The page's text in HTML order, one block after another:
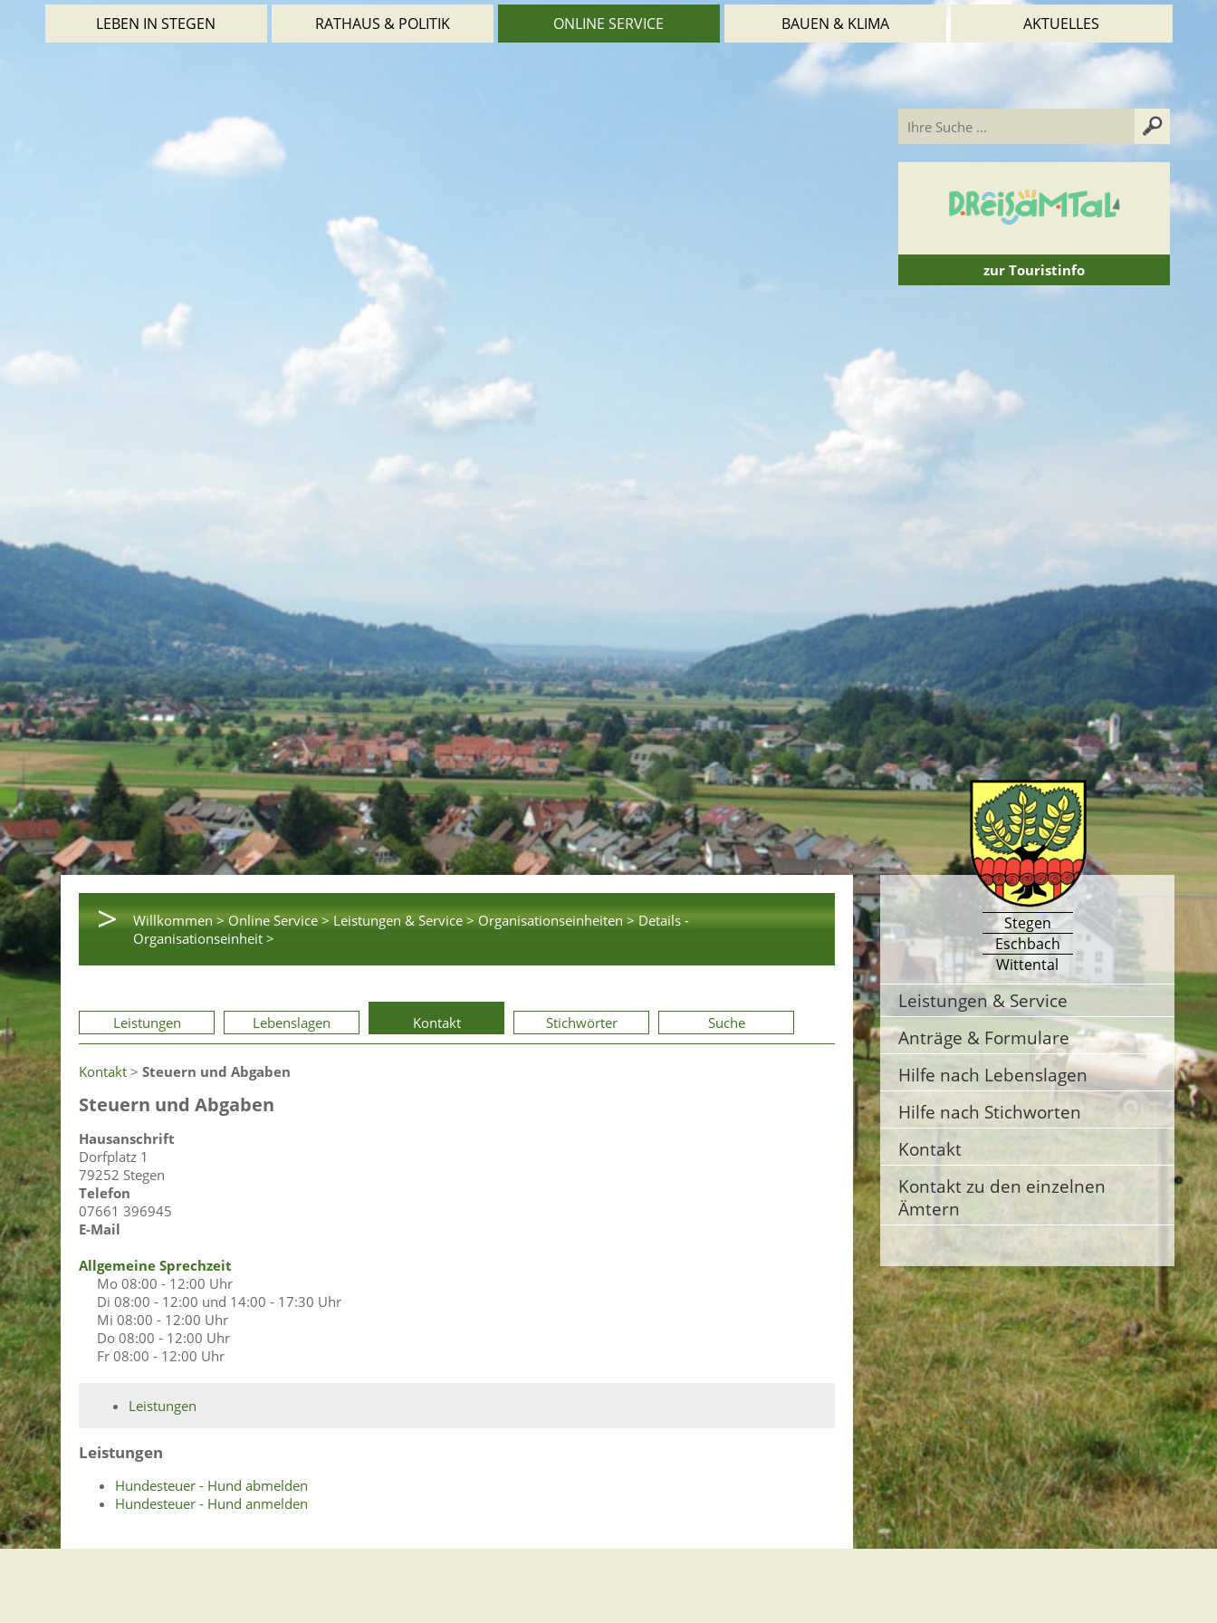
LEBEN IN STEGEN RATHAUS & POLITIK ONLINE SERVICE BAUEN & KLIMA AKTUELLES
zur Touristinfo
> Willkommen > Online Service > Leistungen & Service > Organisationseinheiten > Details -
Organisationseinheit >
Leistungen Lebenslagen Kontakt Stichwörter Suche
Kontakt > Steuern und Abgaben
Steuern und Abgaben
Hausanschrift
Dorfplatz 1
79252 Stegen
Telefon
07661 396945
E-Mail
Allgemeine Sprechzeit
Mo 08:00 - 12:00 Uhr
Di 08:00 - 12:00 und 14:00 - 17:30 Uhr
Mi 08:00 - 12:00 Uhr
Do 08:00 - 12:00 Uhr
Fr 08:00 - 12:00 Uhr
Leistungen
Leistungen
Hundesteuer - Hund abmelden
Hundesteuer - Hund anmelden
Stegen
Eschbach
Wittental
Leistungen & Service
Anträge & Formulare
Hilfe nach Lebenslagen
Hilfe nach Stichworten
Kontakt
Kontakt zu den einzelnen
Ämtern